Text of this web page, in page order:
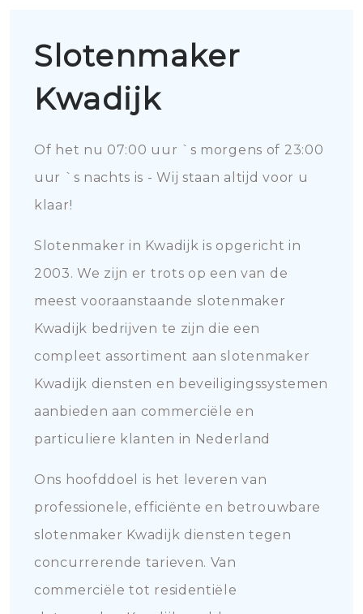
Slotenmaker
Kwadijk
Of het nu 07:00 uur `s morgens of 23:00
uur `s nachts is - Wij staan altijd voor u
klaar!
Slotenmaker in Kwadijk is opgericht in
2003. We zijn er trots op een van de
meest vooraanstaande slotenmaker
Kwadijk bedrijven te zijn die een
compleet assortiment aan slotenmaker
Kwadijk diensten en beveiligingssystemen
aanbieden aan commerciële en
particuliere klanten in Nederland
Ons hoofddoel is het leveren van
professionele, efficiënte en betrouwbare
slotenmaker Kwadijk diensten tegen
concurrerende tarieven. Van
commerciële tot residentiële